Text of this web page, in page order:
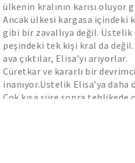
ülkenin kralının karısı oluyor
Ancak ülkesi kargasa içindeki
gibi bir zavallıya değil. Üstelik
peşindeki tek kişi kral da
ava çıktılar, Elisa’yı arıyorlar.
Cüretkar ve kararlı bir
inanıyor.Üstelik Elisa’ya daha
Çok kısa süre sonra tehlikede